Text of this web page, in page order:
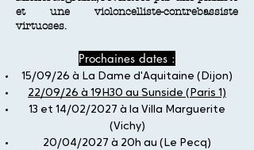
et une violoncelliste-contrebassiste
virtuoses.
Prochaines dates :
15/09/26 à La Dame d'Aquitaine (Dijon)
22/09/26 à 19H30 au Sunside (Paris 1)
13 et 14/02/2027 à la Villa Marguerite
(Vichy)
20/04/2027 à 20h au (Le Pecq)